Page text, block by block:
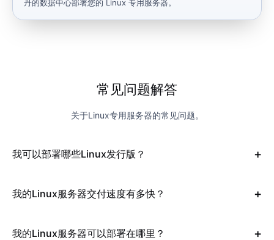
丹的数据中心部署您的 Linux 专用服务器。
常见问题解答
关于Linux专用服务器的常见问题。
我可以部署哪些Linux发行版？
我的Linux服务器交付速度有多快？
我的Linux服务器可以部署在哪里？